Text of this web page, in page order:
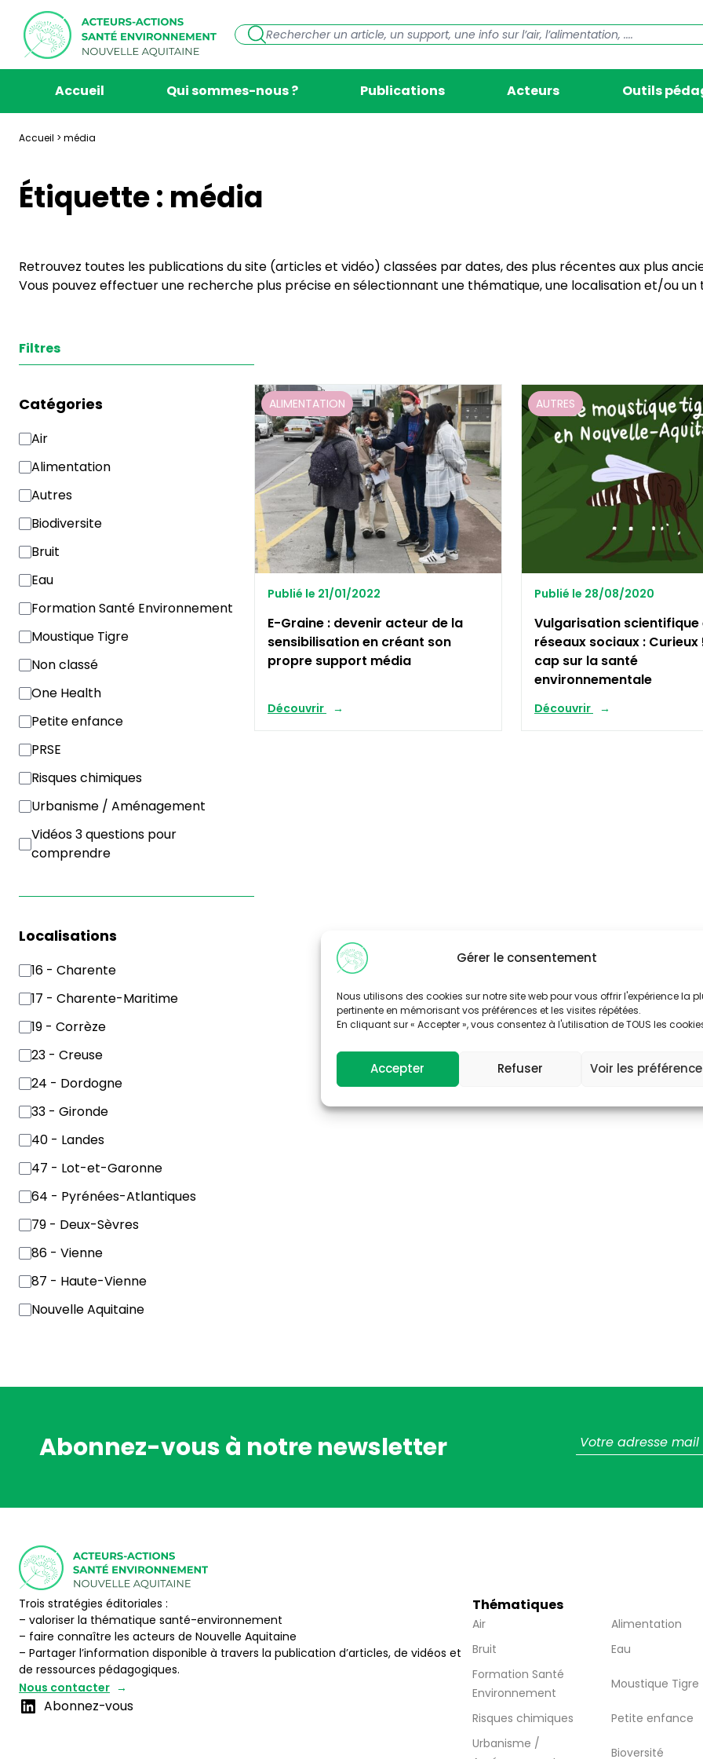
Gérer le consentement
Nous utilisons des cookies sur notre site web pour vous offrir l'expérience la
pertinente en mémorisant vos préférences et les visites répétées.
En cliquant sur « Accepter », vous consentez à l'utilisation de TOUS les
Accepter Refuser Voir les
Accueil Qui sommes-nous ? Publications Acteurs Outils
Accueil > média
Étiquette : média
Retrouvez toutes les publications du site (articles et vidéo) classées par dates, des plus récentes aux plus
Vous pouvez effectuer une recherche plus précise en sélectionnant une thématique, une localisation et/ou
Filtres
Catégories
Air
Alimentation
Autres
Biodiversite
Bruit
Eau
Formation Santé Environnement
Moustique Tigre
Non classé
One Health
Petite enfance
PRSE
Risques chimiques
Urbanisme / Aménagement
Vidéos 3 questions pour
comprendre
Localisations
16 - Charente
17 - Charente-Maritime
19 - Corrèze
23 - Creuse
24 - Dordogne
33 - Gironde
40 - Landes
47 - Lot-et-Garonne
64 - Pyrénées-Atlantiques
79 - Deux-Sèvres
86 - Vienne
87 - Haute-Vienne
Nouvelle Aquitaine
ALIMENTATION
Publié le 21/01/2022
E-Graine : devenir acteur de la
sensibilisation en créant son
propre support média
Découvrir
AUTRES
Publié le 28/08/2020
Vulgarisation scientifique
réseaux sociaux : Curieux
cap sur la santé
environnementale
Découvrir
Abonnez-vous à notre newsletter
Trois stratégies éditoriales :
– valoriser la thématique santé-environnement
– faire connaître les acteurs de Nouvelle Aquitaine
– Partager l’information disponible à travers la publication d’articles, de vidéos et
de ressources pédagogiques.
Nous contacter
Abonnez-vous
Thématiques
Air
Alimentation
Bruit
Eau
Formation Santé
Environnement
Moustique Tigre
Risques chimiques
Petite enfance
Urbanisme /
Bioversité